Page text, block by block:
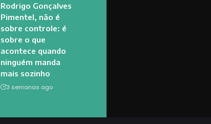
Rodrigo Gonçalves
Pimentel, não é
sobre controle: é
sobre o que
acontece quando
ninguém manda
mais sozinho
3 semanas ago